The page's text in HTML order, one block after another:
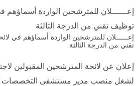
إعــــــلان للمترشحين الواردة أسماؤهم
توظيف تقني من الدرجة الثالثة
إعــــــلان للمترشحين الواردة أسماؤهم في
تقني من الدرجة الثالثة
إعلان عن لائحة المترشحين المقبولين
لشغل منصب مدير مستشفى التخصصات